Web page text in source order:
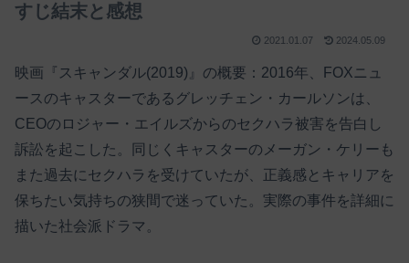
すじ結末と感想
2021.01.07 2024.05.09
映画『スキャンダル(2019)』の概要：2016年、FOXニュ
ースのキャスターであるグレッチェン・カールソンは、
CEOのロジャー・エイルズからのセクハラ被害を告白し
訴訟を起こした。同じくキャスターのメーガン・ケリーも
また過去にセクハラを受けていたが、正義感とキャリアを
保ちたい気持ちの狭間で迷っていた。実際の事件を詳細に
描いた社会派ドラマ。